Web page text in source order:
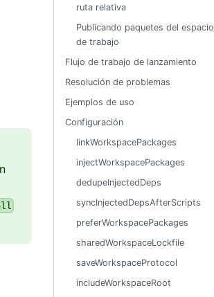
ruta relativa
Publicando paquetes del espacio
de trabajo
Flujo de trabajo de lanzamiento
Resolución de problemas
Ejemplos de uso
Configuración
linkWorkspacePackages
injectWorkspacePackages
dedupeInjectedDeps
syncInjectedDepsAfterScripts
preferWorkspacePackages
sharedWorkspaceLockfile
saveWorkspaceProtocol
includeWorkspaceRoot